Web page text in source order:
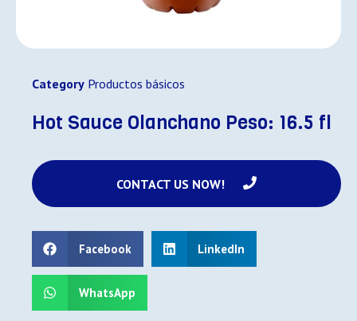
Category Productos básicos
Hot Sauce Olanchano Peso: 16.5 fl
CONTACT US NOW!
Facebook LinkedIn
WhatsApp